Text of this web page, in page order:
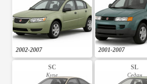
2002-2007 2001-2007
SC
Купе
SL
Седан